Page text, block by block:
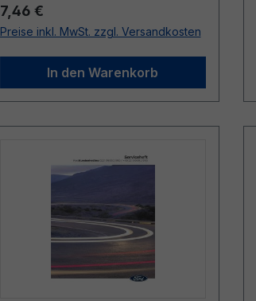
Regulärer Preis:
7,46 €
Preise inkl. MwSt. zzgl. Versandkosten
In den Warenkorb